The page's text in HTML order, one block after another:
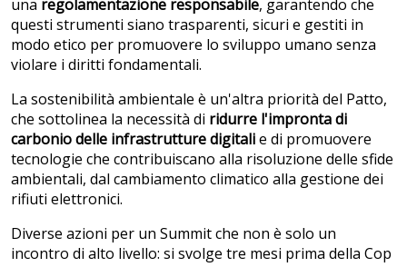
una regolamentazione responsabile, garantendo che
questi strumenti siano trasparenti, sicuri e gestiti in
modo etico per promuovere lo sviluppo umano senza
violare i diritti fondamentali.
La sostenibilità ambientale è un'altra priorità del Patto,
che sottolinea la necessità di ridurre l'impronta di
carbonio delle infrastrutture digitalie di promuovere
tecnologie che contribuiscano alla risoluzione delle sfide
ambientali, dal cambiamento climatico alla gestione dei
rifiuti elettronici.
Diverse azioni per un Summit che non è solo un
incontro di alto livello: si svolge tre mesi prima della Cop